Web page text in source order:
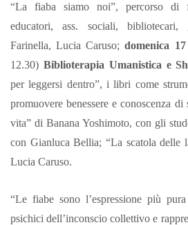
“La fiaba siamo noi”, percorso di
educatori, ass. sociali, bibliotecari,
Farinella, Lucia Caruso;domenica
12.30) Biblioterapia Umanistica e
per leggersi dentro”, i libri come
promuovere benessere e conoscenza
vita” di Banana Yoshimoto, con gli
con Gianluca Bellia; “La scatola delle
Lucia Caruso.
“Le fiabe sono l’espressione più
psichici dell’inconscio collettivo e